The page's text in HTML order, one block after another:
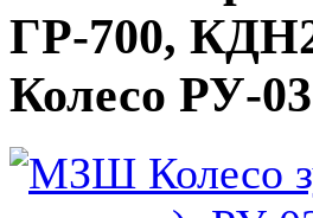
ГР-700,
Колесо РУ-03